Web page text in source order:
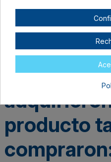
Los
producto